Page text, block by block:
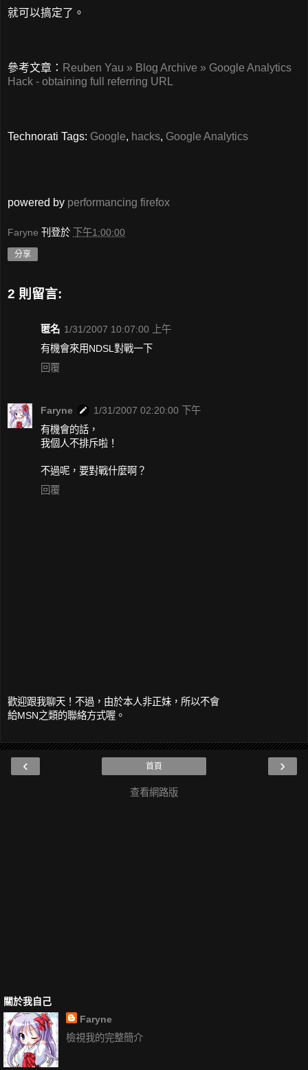
就可以搞定了。
參考文章： Reuben Yau » Blog Archive » Google Analytics
Hack - obtaining full referring URL
Technorati Tags: Google, hacks, Google Analytics
powered by performancing firefox
Faryne 刊登於 下午1:00:00
分享
2 則留言:
匿名 1/31/2007 10:07:00 上午
有機會來用NDSL對戰一下
回覆
Faryne
1/31/2007 02:20:00 下午
有機會的話，
我個人不排斥啦！
不過呢，要對戰什麼啊？
回覆
歡迎跟我聊天！不過，由於本人非正妹，所以不會
給MSN之類的聯絡方式喔。
‹ ›
首頁
查看網路版
關於我自己
Faryne
檢視我的完整簡介